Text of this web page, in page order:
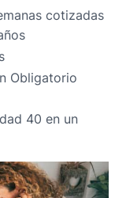
cotizadas
Obligatorio
40 en un